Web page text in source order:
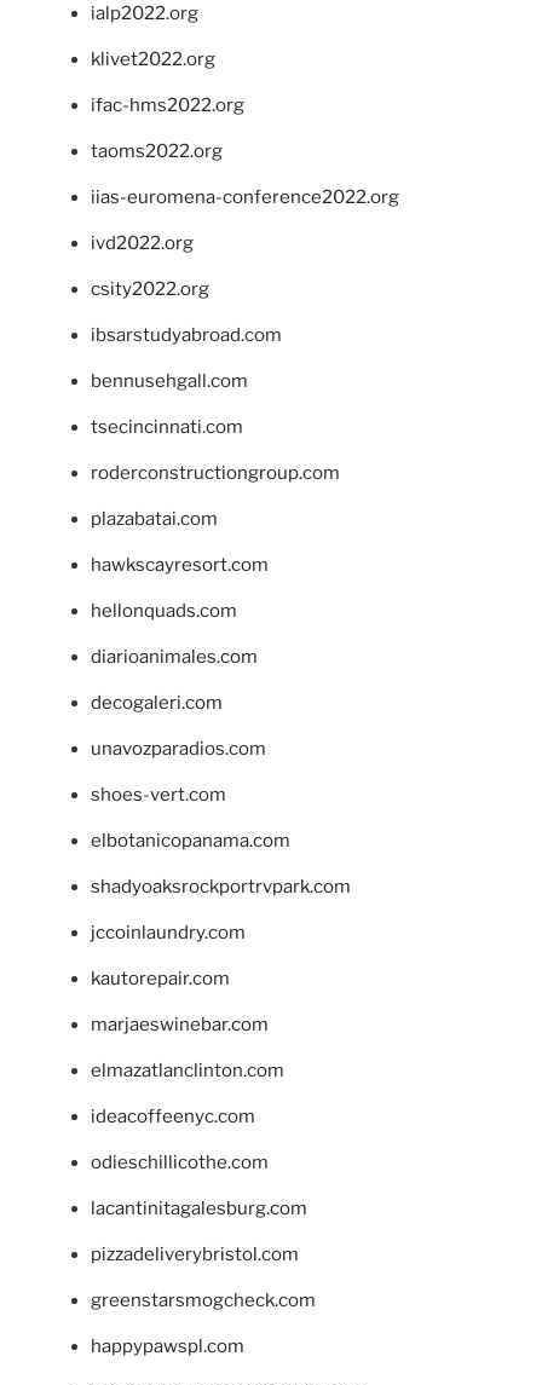
ialp2022.org
klivet2022.org
ifac-hms2022.org
taoms2022.org
iias-euromena-conference2022.org
ivd2022.org
csity2022.org
ibsarstudyabroad.com
bennusehgall.com
tsecincinnati.com
roderconstructiongroup.com
plazabatai.com
hawkscayresort.com
hellonquads.com
diarioanimales.com
decogaleri.com
unavozparadios.com
shoes-vert.com
elbotanicopanama.com
shadyoaksrockportrvpark.com
jccoinlaundry.com
kautorepair.com
marjaeswinebar.com
elmazatlanclinton.com
ideacoffeenyc.com
odieschillicothe.com
lacantinitagalesburg.com
pizzadeliverybristol.com
greenstarsmogcheck.com
happypawspl.com